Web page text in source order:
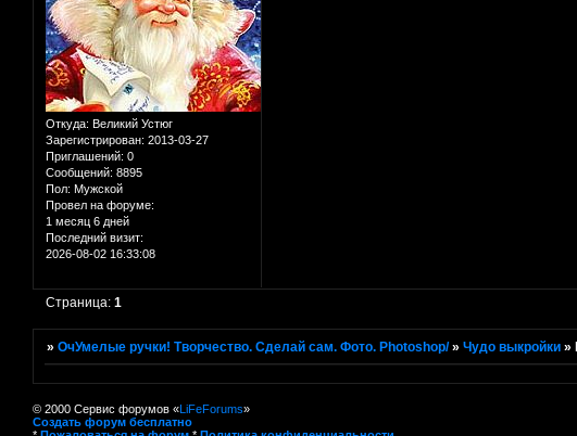
Откуда: Великий Устюг
Зарегистрирован: 2013-03-27
Приглашений: 0
Сообщений: 8895
Пол: Мужской
Провел на форуме:
1 месяц 6 дней
Последний визит:
2026-08-02 16:33:08
Страница:1
»ОчУмелые ручки! Творчество. Сделай сам. Фото. Photoshop/ »Чудо выкройки »
© 2000 Сервис форумов «LiFeForums»
Создать форум бесплатно